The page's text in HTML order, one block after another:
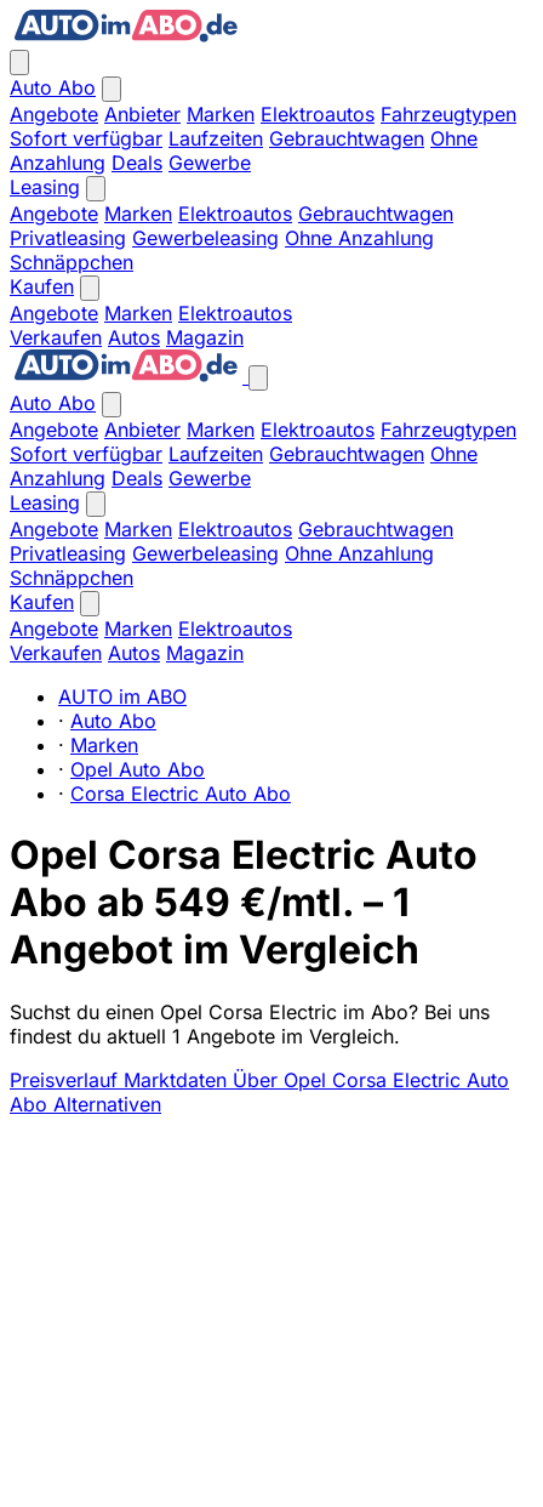
Auto Abo
Angebote Anbieter Marken Elektroautos Fahrzeugtypen
Sofort verfügbar Laufzeiten Gebrauchtwagen Ohne
Anzahlung Deals Gewerbe
Leasing
Angebote Marken Elektroautos Gebrauchtwagen
Privatleasing Gewerbeleasing Ohne Anzahlung
Schnäppchen
Kaufen
Angebote Marken Elektroautos
Verkaufen Autos Magazin
Auto Abo
Angebote Anbieter Marken Elektroautos Fahrzeugtypen
Sofort verfügbar Laufzeiten Gebrauchtwagen Ohne
Anzahlung Deals Gewerbe
Leasing
Angebote Marken Elektroautos Gebrauchtwagen
Privatleasing Gewerbeleasing Ohne Anzahlung
Schnäppchen
Kaufen
Angebote Marken Elektroautos
Verkaufen Autos Magazin
AUTO im ABO
· Auto Abo
· Marken
· Opel Auto Abo
· Corsa Electric Auto Abo
Opel Corsa Electric Auto
Abo ab 549 €/mtl. – 1
Angebot im Vergleich
Suchst du einen Opel Corsa Electric im Abo? Bei uns
findest du aktuell 1 Angebote im Vergleich.
Preisverlauf Marktdaten Über Opel Corsa Electric Auto
Abo Alternativen